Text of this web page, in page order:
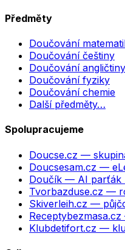
Předměty
Doučování
Doučování češtiny
Doučování angličtiny
Doučování fyziky
Doučování chemie
Další předměty…
Spolupracujeme
Doucse.cz —
Doucsesam.cz —
Doučík — AI parťák
Tvorbazduse.cz —
Skiverleih.cz —
Receptybezmasa.cz
Klubdetifort.cz —